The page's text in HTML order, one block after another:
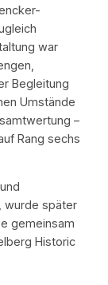
war
Begleitung
Umstände
–
Rang sechs
wurde später
gemeinsam
Historic